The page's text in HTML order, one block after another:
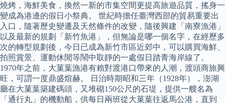
燒烤，海鮮美食，換然一新的市集空間更提高旅遊品質，搖身一
變成為港邊的假日小祭典。 世紀時擔任臺灣西部的貿易重要出
入口，隨著歷史變遷及天然條件的改變，隨後興建「南寮漁港」
以及最新的規劃「新竹魚港」，但無論是哪一個名字，在經歷多
次的轉型規劃後，今日已成為新竹市區近郊中，可以購買海鮮、
拍照賞景、運動休閒等鬧中取靜的一處假日踏青海岸線了。
1970年之前，大菓葉漁港有賴對渡港口帶來的人潮，渡頭商旅興
旺，可謂一度鼎盛煊赫。 日治時期昭和三年（1928年），澎湖
廳在大菓葉築建碼頭，又堆砌150公尺的石堤，提供一艘名為
「通行丸」的機動船，供每日兩班從大菓葉往返馬公港，直到